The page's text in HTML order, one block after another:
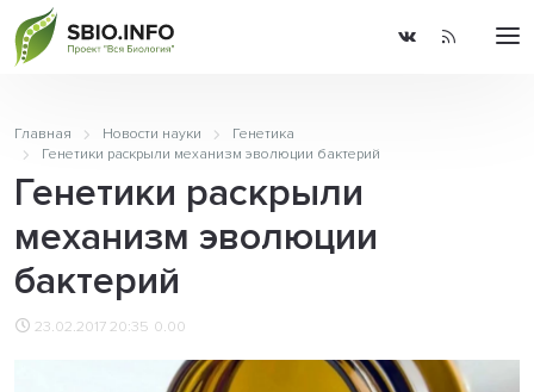
Главная Новости науки
Генетика
Генетики раскрыли механизм эволюции бактерий
Генетики раскрыли
механизм эволюции
бактерий
23.02.2017 20:35 0.00